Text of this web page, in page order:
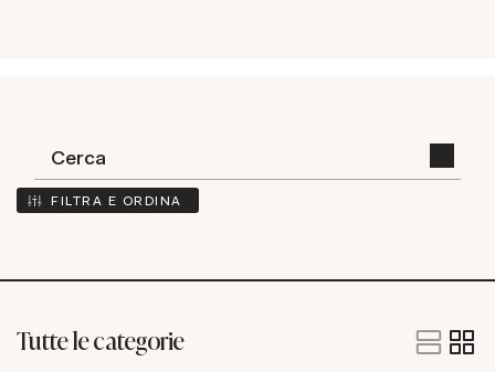
FILTRA E ORDINA
Tutte le categorie